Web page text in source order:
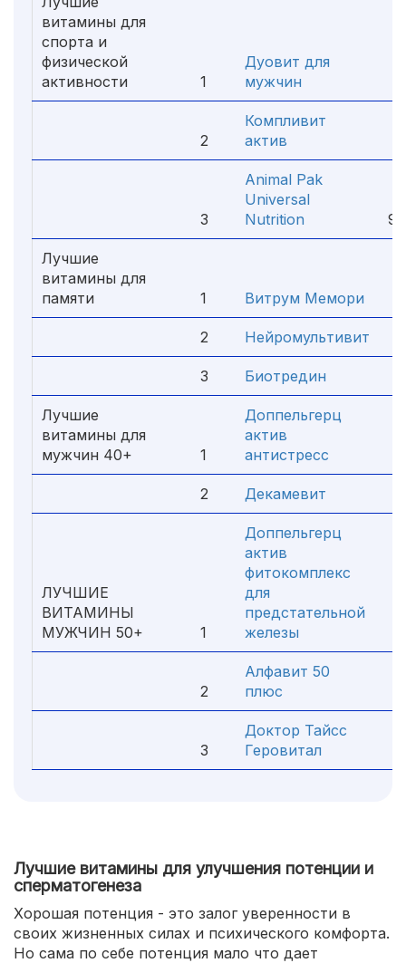
витамины для
спорта и
физической
активности
1
Дуовит для
мужчин
2
Компливит
актив
3
Animal Pak
Universal
Nutrition
Лучшие
витамины для
памяти
1 Витрум Мемори
2 Нейромультивит
3 Биотредин
Лучшие
витамины для
мужчин 40+
1
Доппельгерц
актив
антистресс
2 Декамевит
ЛУЧШИЕ
ВИТАМИНЫ
МУЖЧИН 50+
1
Доппельгерц
актив
фитокомплекс
для
предстательной
железы
2
Алфавит 50
плюс
3
Доктор Тайсс
Геровитал
Лучшие витамины для улучшения потенции и
сперматогенеза
Хорошая потенция - это залог уверенности в
своих жизненных силах и психического комфорта.
Но сама по себе потенция мало что дает